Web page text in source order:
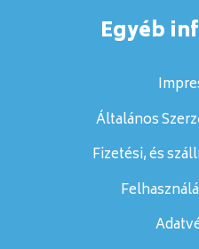
Egyéb
Általános
Fizetési, és